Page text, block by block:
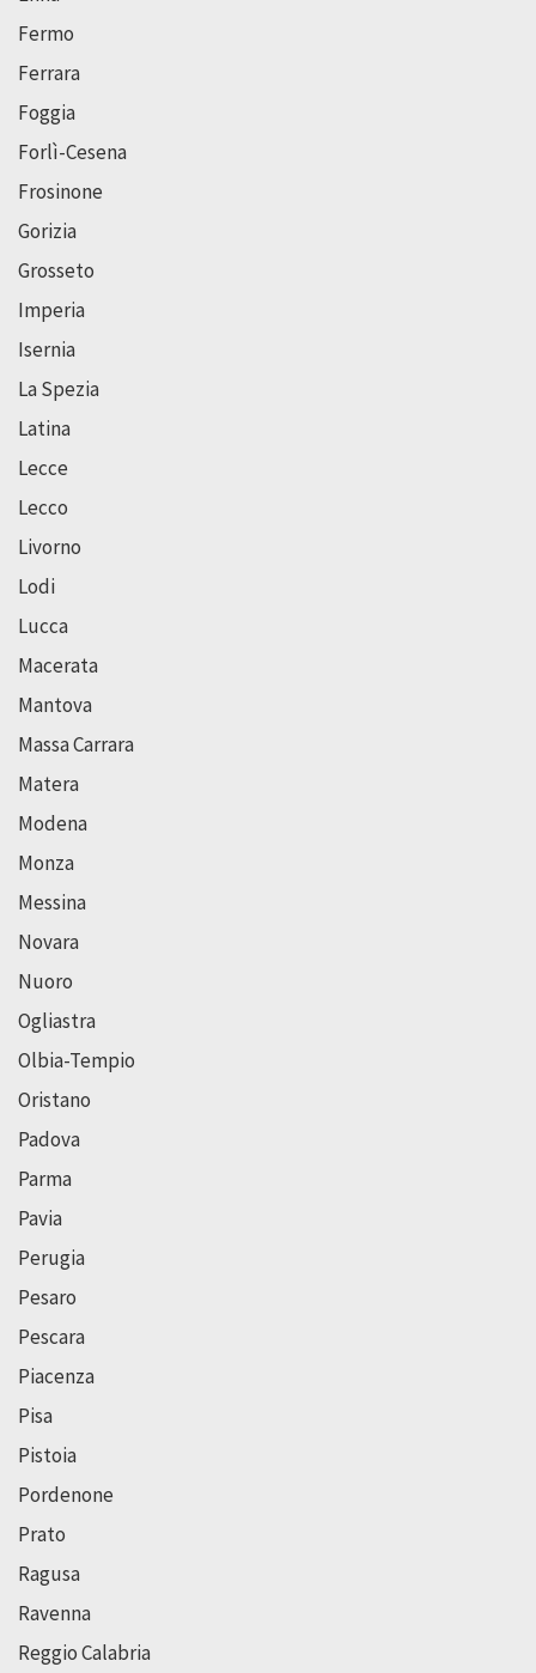
Fermo
Ferrara
Foggia
Forlì-Cesena
Frosinone
Gorizia
Grosseto
Imperia
Isernia
La Spezia
Latina
Lecce
Lecco
Livorno
Lodi
Lucca
Macerata
Mantova
Massa Carrara
Matera
Modena
Monza
Messina
Novara
Nuoro
Ogliastra
Olbia-Tempio
Oristano
Padova
Parma
Pavia
Perugia
Pesaro
Pescara
Piacenza
Pisa
Pistoia
Pordenone
Prato
Ragusa
Ravenna
Reggio Calabria